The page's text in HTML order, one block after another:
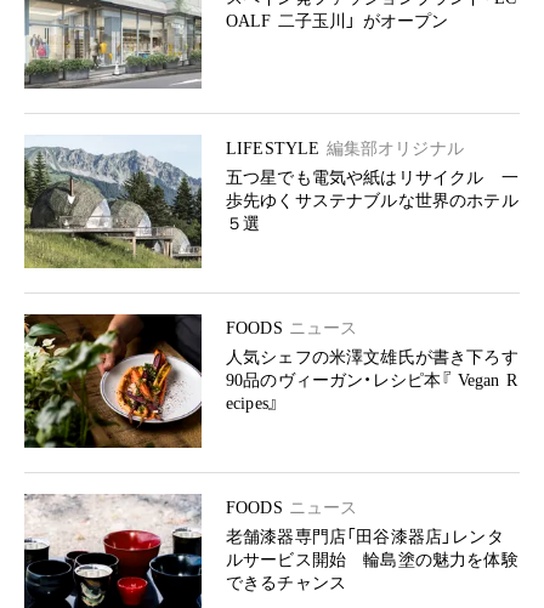
OALF 二子玉川」 がオープン
LIFESTYLE 編集部オリジナル
五つ星でも電気や紙はリサイクル 一
歩先ゆくサステナブルな世界のホテル
５選
FOODS ニュース
人気シェフの米澤文雄氏が書き下ろす
90品のヴィーガン・レシピ本『 Vegan R
ecipes』
FOODS ニュース
老舗漆器専門店「田谷漆器店」レンタ
ルサービス開始 輪島塗の魅力を体験
できるチャンス